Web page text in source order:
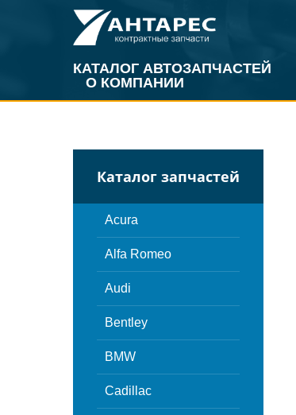
КАТАЛОГ АВТОЗАПЧАСТЕЙ
О КОМПАНИИ
Каталог запчастей
Acura
Alfa Romeo
Audi
Bentley
BMW
Cadillac